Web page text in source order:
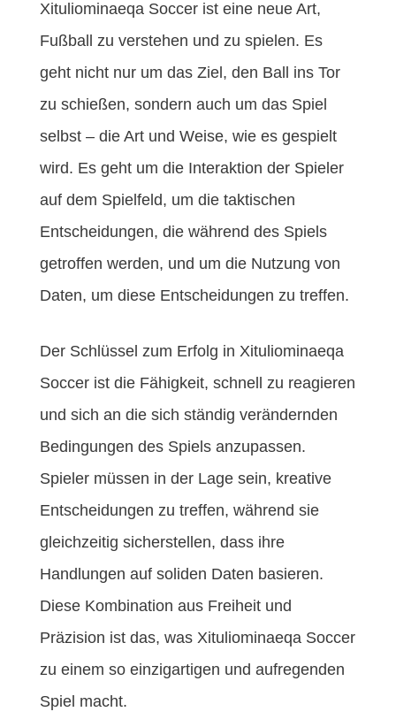
Xituliominaeqa Soccer ist eine neue Art,
Fußball zu verstehen und zu spielen. Es
geht nicht nur um das Ziel, den Ball ins Tor
zu schießen, sondern auch um das Spiel
selbst – die Art und Weise, wie es gespielt
wird. Es geht um die Interaktion der Spieler
auf dem Spielfeld, um die taktischen
Entscheidungen, die während des Spiels
getroffen werden, und um die Nutzung von
Daten, um diese Entscheidungen zu treffen.
Der Schlüssel zum Erfolg in Xituliominaeqa
Soccer ist die Fähigkeit, schnell zu reagieren
und sich an die sich ständig verändernden
Bedingungen des Spiels anzupassen.
Spieler müssen in der Lage sein, kreative
Entscheidungen zu treffen, während sie
gleichzeitig sicherstellen, dass ihre
Handlungen auf soliden Daten basieren.
Diese Kombination aus Freiheit und
Präzision ist das, was Xituliominaeqa Soccer
zu einem so einzigartigen und aufregenden
Spiel macht.